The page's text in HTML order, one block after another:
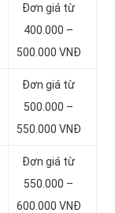
Đơn giá từ
400.000 –
500.000 VNĐ
Đơn giá từ
500.000 –
550.000 VNĐ
Đơn giá từ
550.000 –
600.000 VNĐ